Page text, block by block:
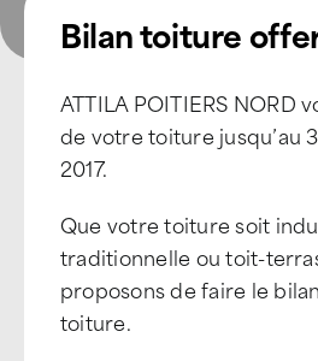
Bilan toiture
ATTILA POITIERS NORD
de votre toiture jusqu’au
2017.
Que votre toiture soit
traditionnelle ou toit-
proposons de faire le
toiture.